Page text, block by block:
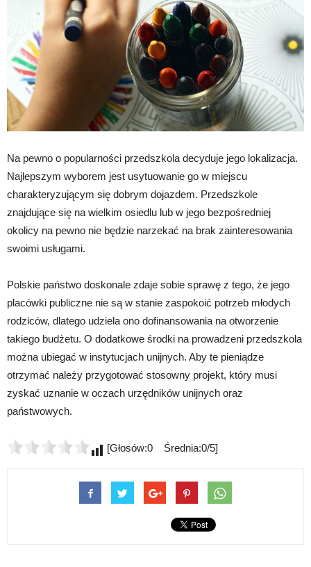
Na pewno o popularności przedszkola decyduje jego lokalizacja.
Najlepszym wyborem jest usytuowanie go w miejscu
charakteryzującym się dobrym dojazdem. Przedszkole
znajdujące się na wielkim osiedlu lub w jego bezpośredniej
okolicy na pewno nie będzie narzekać na brak zainteresowania
swoimi usługami.
Polskie państwo doskonale zdaje sobie sprawę z tego, że jego
placówki publiczne nie są w stanie zaspokoić potrzeb młodych
rodziców, dlatego udziela ono dofinansowania na otworzenie
takiego budżetu. O dodatkowe środki na prowadzeni przedszkola
można ubiegać w instytucjach unijnych. Aby te pieniądze
otrzymać należy przygotować stosowny projekt, który musi
zyskać uznanie w oczach urzędników unijnych oraz
państwowych.
[Głosów:0 Średnia:0/5]